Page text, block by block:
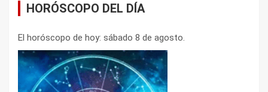
HORÓSCOPO DEL DÍA
El horóscopo de hoy: sábado 8 de agosto.